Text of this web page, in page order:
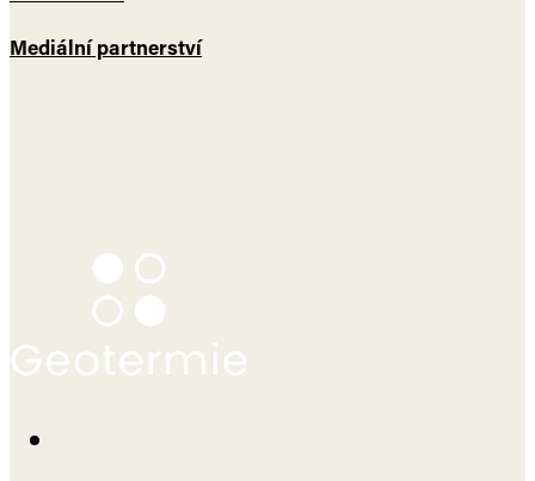
Mediální partnerství